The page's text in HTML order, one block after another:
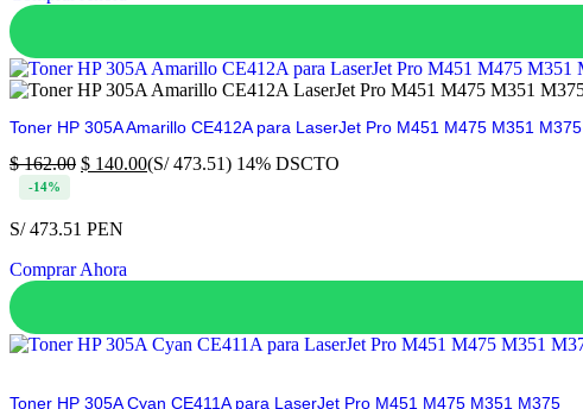
Toner HP 305A Amarillo CE412A para LaserJet Pro M451 M475 M351 M375
$162.00 $ 140.00(S/ 473.51) 14% DSCTO
-14%
S/ 473.51 PEN
Comprar Ahora
Toner HP 305A Cyan CE411A para LaserJet Pro M451 M475 M351 M375